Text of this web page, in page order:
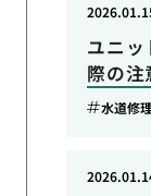
ユニッ
際の注
水道修